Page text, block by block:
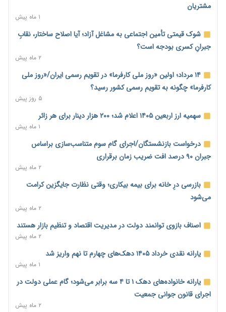
گسترش چتر بیمه‌ای برای مشاغل نوپدید؛ بیش از ۲۸۰ هزار فرهنگی
مدارس غیردولتی بیمه شدند
انتقال ریلی نفت ایران از مسیر افغانستان به چین توجیه اقتصادی
ندارد
رصد زنجیره معاملات برای شناسایی تخلفات مالی و جریان‌های
مشکوک
بیش از ۶۰ درصد ناوگان حمل‌ونقل جنوب زیر ضرب جنگ رفت/
بازسازی خسارت‌های تعاونی‌ها ۲ تا ۳ سال زمان می‌برد
بخش خصوصی، پشتوانه ماندگاری توافق‌های احتمالی
اختیار تمدید مهلت ثبت آماری به سازمان‌های مناطق آزاد و ویژه
اقتصادی واگذار شد
۱ روز پیش
اقتصاد ایران با نسخه‌های کلاسیک به جایی نمی‌رسد/ ظرفیت
درمان بیش از ۳۰ درصد حقوق بازنشستگان را می‌بلعد؛ هزینه دارو
مشتریان
۱ ماه پیش
شوک قیمتی تأمین اجتماعی به مشاغل آزاد؛ آیا اصلاح ساختار، نقابِ
جبرانِ کسری بودجه است؟
۲ ماه پیش
۱۴ مرداد؛ اولین «روز ملی کارفرما» در تقویم رسمی ایران/«روز ملی
کارفرما» چگونه به تقویم رسمی کشور رسید؟
۵ روز پیش
سهمیه ارز اربعین ۱۴۰۵ اعلام شد؛ ۲۰۰ هزار دینار برای هر زائر
۱ ماه پیش
درخواست بازنشستگان/اجرای گام سوم متناسب‌سازی براساس
جبران ۹۰ درصد افت ضریب زمان برقراری
۲ ماه پیش
بازرسی درِ خانه برای بیمه بیکاری؛ وقتی نظارت جایگزین کرامت
می‌شود
۲ ماه پیش
اصناف بازوی توانمند دولت در مدیریت اقتصاد و تنظیم بازار هستند
۲ ماه پیش
یارانه نقدی خرداد ۱۴۰۵ دهک‌های چهارم تا نهم واریز شد
۱ ماه پیش
یارانه خانواده‌های دهک ۱ تا ۴ سه برابر می‌شود؛ گام عملی دولت در
اجرای قانون جوانی جمعیت
۲ ماه پیش